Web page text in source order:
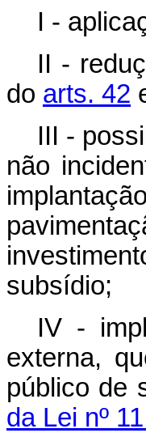
I -
II -
do arts. 42
III -
não
subsídio;
IV -
externa,
público de
da Lei nº